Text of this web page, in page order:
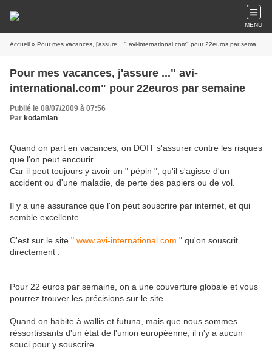
MENU
Accueil » Pour mes vacances, j'assure ..." avi-international.com" pour 22euros par semaine
Pour mes vacances, j'assure ..." avi-
international.com" pour 22euros par semaine
Publié le 08/07/2009 à 07:56
Par kodamian
Quand on part en vacances, on DOIT s'assurer contre les risques
que l'on peut encourir.
Car il peut toujours y avoir un " pépin ", qu'il s'agisse d'un
accident ou d'une maladie, de perte des papiers ou de vol.
Il y a une assurance que l'on peut souscrire par internet, et qui
semble excellente.
C'est sur le site " www.avi-international.com " qu'on souscrit
directement .
Pour 22 euros par semaine, on a une couverture globale et vous
pourrez trouver les précisions sur le site.
Quand on habite à wallis et futuna, mais que nous sommes
réssortissants d'un état de l'union européenne, il n'y a aucun
souci pour y souscrire.